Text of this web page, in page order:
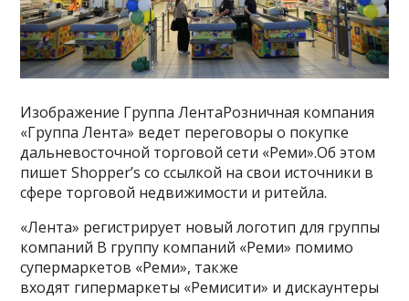
Изображение Группа ЛентаРозничная компания
«Группа Лента» ведет переговоры о покупке
дальневосточной торговой сети «Реми».Об этом
пишет Shopper’s со ссылкой на свои источники в
сфере торговой недвижимости и ритейла.
«Лента» регистрирует новый логотип для группы
компаний В группу компаний «Реми» помимо
супермаркетов «Реми», также
входят гипермаркеты «Ремисити» и дискаунтеры